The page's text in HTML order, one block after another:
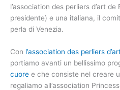
l’association des perliers d’art
presidente) e una italiana, il
perla di Venezia.
Con l’association des perliers
portiamo avanti un bellissimo
cuore e che consiste nel creare
regaliamo all’association